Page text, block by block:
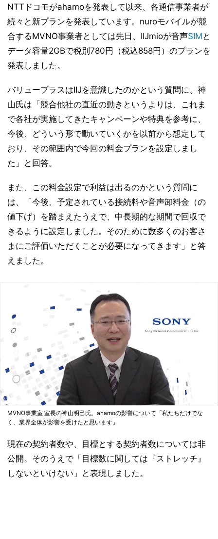
NTTドコモがahamoを発表して以来、各通信事業者が
続々と新プランを発表しています。nuroモバイルが競
合するMVNO事業者としては先日、IIJmioが音声SIM と
データ容量2GBで税別780円（税込858円）のプランを
発表しました。
バリュープラスはIIJを意識したのかという質問に、神
山氏は「競合他社の直近の動きというよりは、これま
で各社が実施してきたキャンペーンや特典を参考に、
今後、どういう形で動いていくかを以前から想定して
おり、その範囲内で今回の料金プランを設定しまし
た」と回答。
また、この料金設定で利益は出るのかという質問に
は、「今後、予定されている接続料や音声卸料金（の
値下げ）を踏まえたうえで、中長期的な期間で回収で
きるように設定しました。そのために数多くのお客さ
まにご評価いただくことが必要になってきます」と答
えました。
MVNO事業室 室長の神山明己氏。ahamoの影響について「私たちだけでな
く、業界全体が影響を受けたと思います」
現在の契約者数や、目標とする契約者数については非
公開。そのうえで「目標数に関しては『ストレッチ』
しないといけない」と表現しました。